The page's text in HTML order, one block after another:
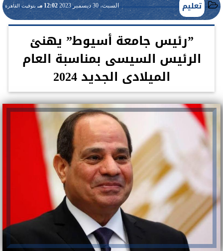
تعليم السبت، 30 ديسمبر 2023 12:02 مـ بتوقيت القاهرة
”رئيس جامعة أسيوط” يهنئ
الرئيس السيسى بمناسبة العام
الميلادى الجديد 2024